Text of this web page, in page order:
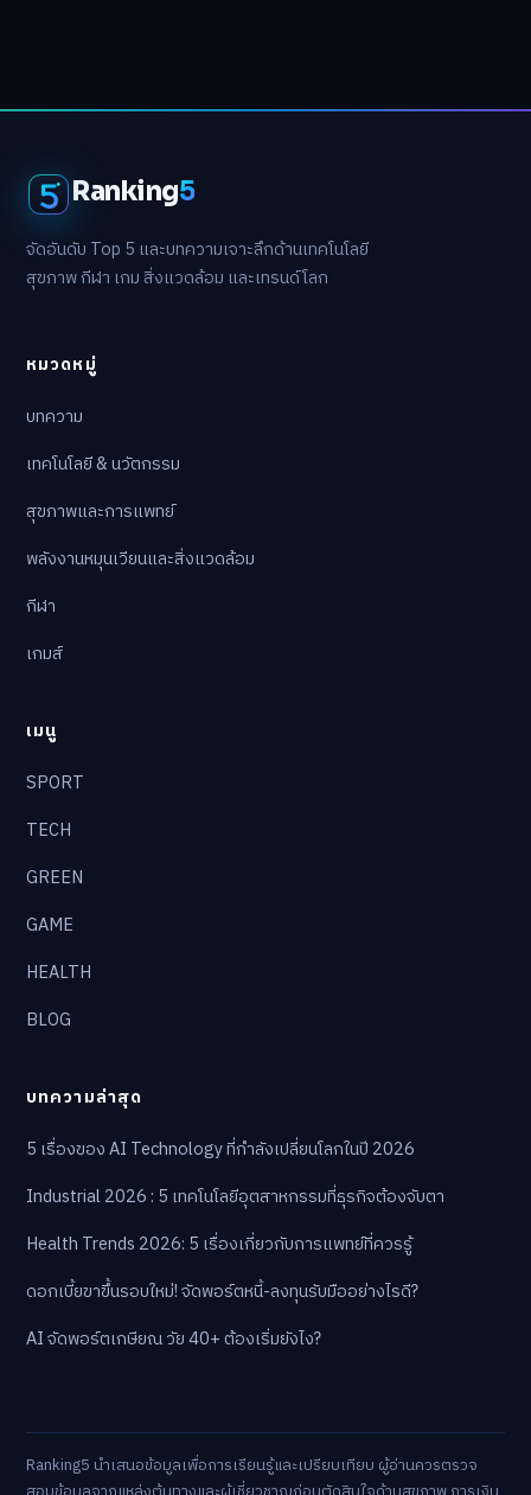
Ranking5
จัดอันดับ Top 5 และบทความเจาะลึกด้านเทคโนโลยี
สุขภาพ กีฬา เกม สิ่งแวดล้อม และเทรนด์โลก
หมวดหมู่
บทความ
เทคโนโลยี & นวัตกรรม
สุขภาพและการแพทย์
พลังงานหมุนเวียนและสิ่งแวดล้อม
กีฬา
เกมส์
เมนู
SPORT
TECH
GREEN
GAME
HEALTH
BLOG
บทความล่าสุด
5 เรื่องของ AI Technology ที่กำลังเปลี่ยนโลกในปี 2026
Industrial 2026 : 5 เทคโนโลยีอุตสาหกรรมที่ธุรกิจต้องจับตา
Health Trends 2026: 5 เรื่องเกี่ยวกับการแพทย์ที่ควรรู้
ดอกเบี้ยขาขึ้นรอบใหม่! จัดพอร์ตหนี้-ลงทุนรับมืออย่างไรดี?
AI จัดพอร์ตเกษียณ วัย 40+ ต้องเริ่มยังไง?
Ranking5 นำเสนอข้อมูลเพื่อการเรียนรู้และเปรียบเทียบ ผู้อ่านควรตรวจ